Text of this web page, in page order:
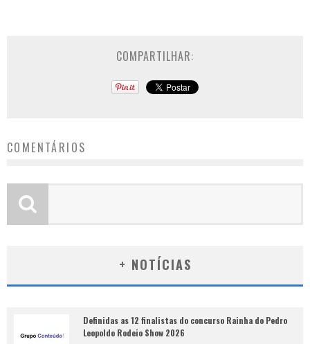
COMPARTILHAR:
COMENTÁRIOS
+ NOTÍCIAS
Definidas as 12 finalistas do concurso Rainha do Pedro
Leopoldo Rodeio Show 2026